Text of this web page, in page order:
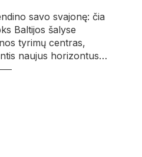
savo svajonę: čia
Baltijos šalyse
tyrimų centras,
naujus horizontus…